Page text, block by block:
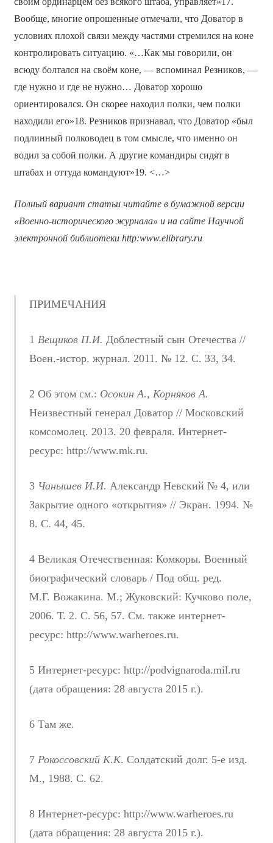
Вообще, многие опрошенные отмечали, что Доватор в
условиях плохой связи между частями стремился на коне
контролировать ситуацию. «…Как мы говорили, он
всюду болтался на своём коне, — вспоминал Резников, —
где нужно и где не нужно… Доватор хорошо
ориентировался. Он скорее находил полки, чем полки
находили его»18. Резников признавал, что Доватор «был
подлинный полководец в том смысле, что именно он
водил за собой полки. А другие командиры сидят в
штабах и оттуда командуют»19. <…>
Полный вариант статьи читайте в бумажной версии
«Военно-исторического журнала» и на сайте Научной
электронной библиотеки http:www.elibrary.ru
ПРИМЕЧАНИЯ
1 Вещиков П.И. Доблестный сын Отечества //
Воен.-истор. журнал. 2011. № 12. С. 33, 34.
2 Об этом см.: Осокин А., Корняков А.
Неизвестный генерал Доватор // Московский
комсомолец. 2013. 20 февраля. Интернет-
ресурс: http://www.mk.ru.
3 Чанышев И.И. Александр Невский № 4, или
Закрытие одного «открытия» // Экран. 1994. №
8. С. 44, 45.
4 Великая Отечественная: Комкоры. Военный
биографический словарь / Под общ. ред.
М.Г. Вожакина. М.; Жуковский: Кучково поле,
2006. Т. 2. С. 56, 57. См. также интернет-
ресурс: http://www.warheroes.ru.
5 Интернет-ресурс: http://podvignaroda.mil.ru
(дата обращения: 28 августа 2015 г.).
6 Там же.
7 Рокоссовский К.К. Солдатский долг. 5-е изд.
М., 1988. С. 62.
8 Интернет-ресурс: http://www.warheroes.ru
(дата обращения: 28 августа 2015 г.).